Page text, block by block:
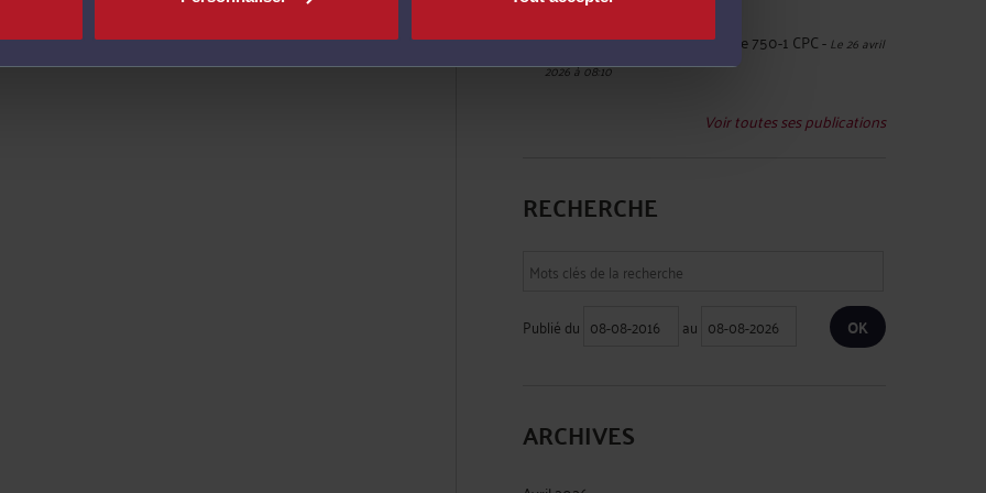
Les chausse-trappes de l'article 750-1 CPC-Le 26 avril
2026 à 08:10
Voir toutes ses publications
RECHERCHE
Publié du au
ARCHIVES